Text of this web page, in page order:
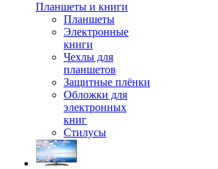
Планшеты и книги
Планшеты
Электронные
книги
Чехлы для
планшетов
Защитные плёнки
Обложки для
электронных
книг
Стилусы